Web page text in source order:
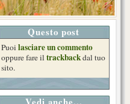
Questo post
Puoi lasciare un commento
oppure fare il trackbackdal tuo
sito.